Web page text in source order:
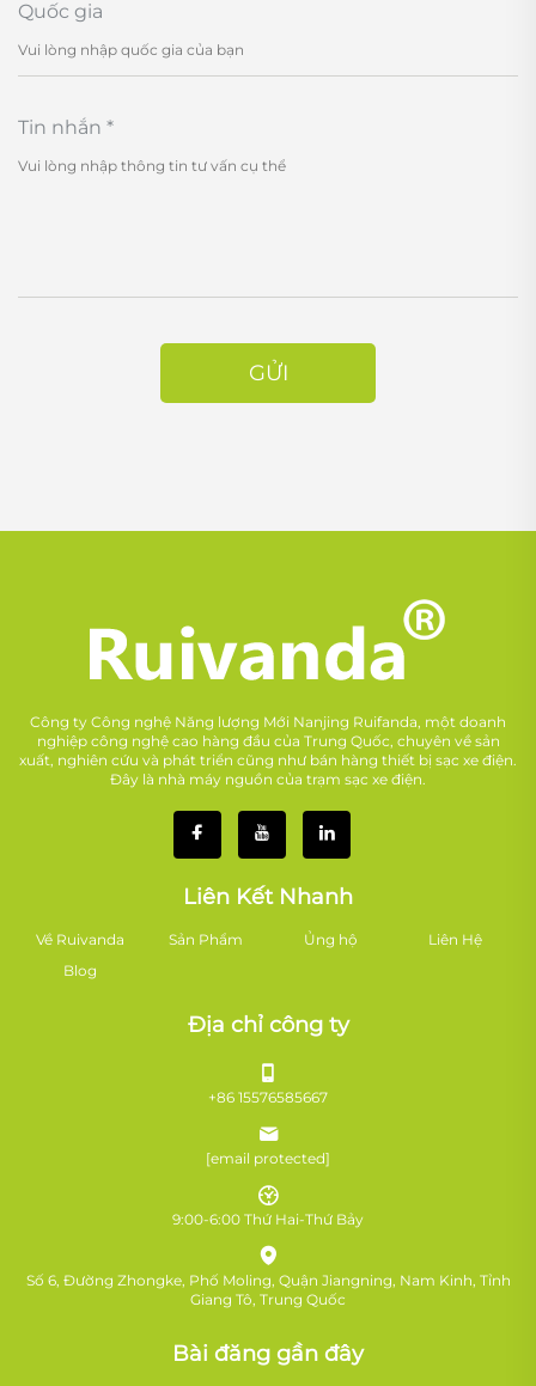
Quốc gia
Tin nhắn *
GỬI
Công ty Công nghệ Năng lượng Mới Nanjing Ruifanda, một doanh
nghiệp công nghệ cao hàng đầu của Trung Quốc, chuyên về sản
xuất, nghiên cứu và phát triển cũng như bán hàng thiết bị sạc xe điện.
Đây là nhà máy nguồn của trạm sạc xe điện.
Liên Kết Nhanh
Về Ruivanda Sản Phẩm Ủng hộ
Liên Hệ
Blog
Địa chỉ công ty
+86 15576585667
[email protected]
9:00-6:00 Thứ Hai-Thứ Bảy
Số 6, Đường Zhongke, Phố Moling, Quận Jiangning, Nam Kinh, Tỉnh
Giang Tô, Trung Quốc
Bài đăng gần đây